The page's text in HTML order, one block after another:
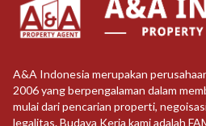
A&A Indonesia merupakan
2006 yang berpengalaman dalam
mulai dari pencarian properti,
legalitas. Budaya Kerja kami adalah